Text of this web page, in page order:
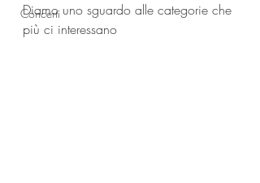
Concerti
Diamo uno sguardo alle categorie che
più ci interessano